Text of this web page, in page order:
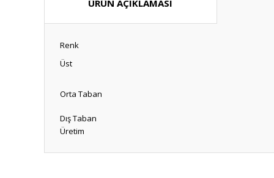
ÜRÜN AÇIKLAMASI
Renk
Üst
Orta Taban
Dış Taban
Üretim